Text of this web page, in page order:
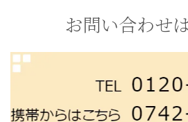
お問い合わせ